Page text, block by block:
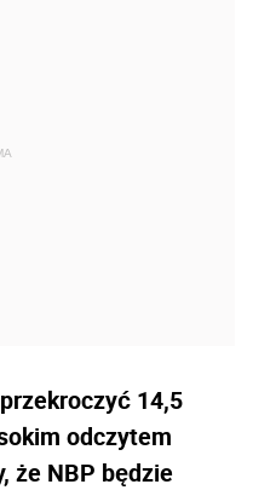
14,5
odczytem
że NBP będzie